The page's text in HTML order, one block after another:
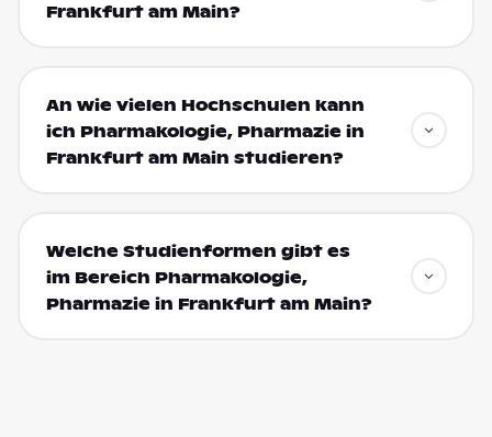
Frankfurt am Main?
An wie vielen Hochschulen kann
ich Pharmakologie, Pharmazie in
Frankfurt am Main studieren?
Welche Studienformen gibt es
im Bereich Pharmakologie,
Pharmazie in Frankfurt am Main?